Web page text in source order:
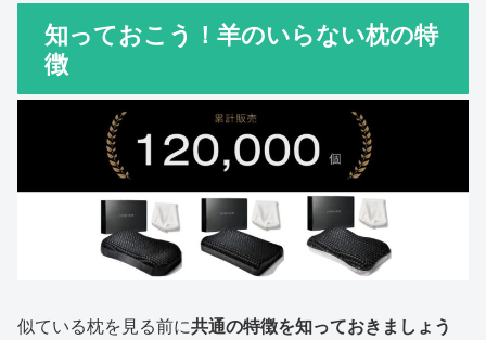
知っておこう！羊のいらない枕の特
徴
似ている枕を見る前に共通の特徴を知っておきましょう